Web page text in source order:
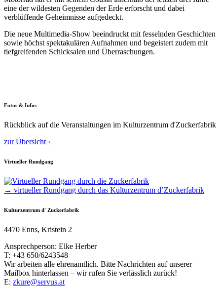
eine der wildesten Gegenden der Erde erforscht und dabei
verblüffende Geheimnisse aufgedeckt.
Die neue Multimedia-Show beeindruckt mit fesselnden Geschichten
sowie höchst spektakulären Aufnahmen und begeistert zudem mit
tiefgreifenden Schicksalen und Überraschungen.
Fotos & Infos
Rückblick auf die Veranstaltungen im Kulturzentrum d'Zuckerfabrik
zur Übersicht ›
Virtueller Rundgang
→ virtueller Rundgang durch das Kulturzentrum d’Zuckerfabrik
Kulturzentrum d' Zuckerfabrik
4470 Enns, Kristein 2
Ansprechperson: Elke Herber
T: +43 650/6243548
Wir arbeiten alle ehrenamtlich. Bitte Nachrichten auf unserer
Mailbox hinterlassen – wir rufen Sie verlässlich zurück!
E: zkure@servus.at